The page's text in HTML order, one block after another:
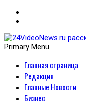
Primary Menu
Главная страница
Редакция
Главные Новости
Бизнес